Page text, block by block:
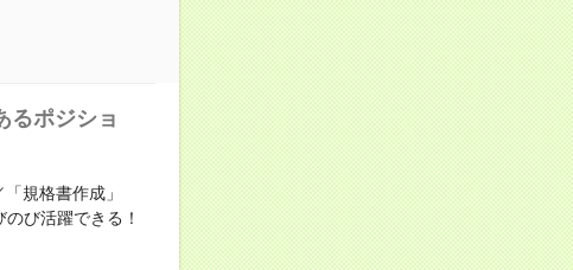
るポジショ
規格書作成」
び活躍できる！